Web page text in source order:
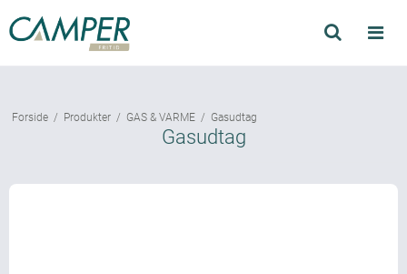
Forside / Produkter / GAS & VARME / Gasudtag
Gasudtag